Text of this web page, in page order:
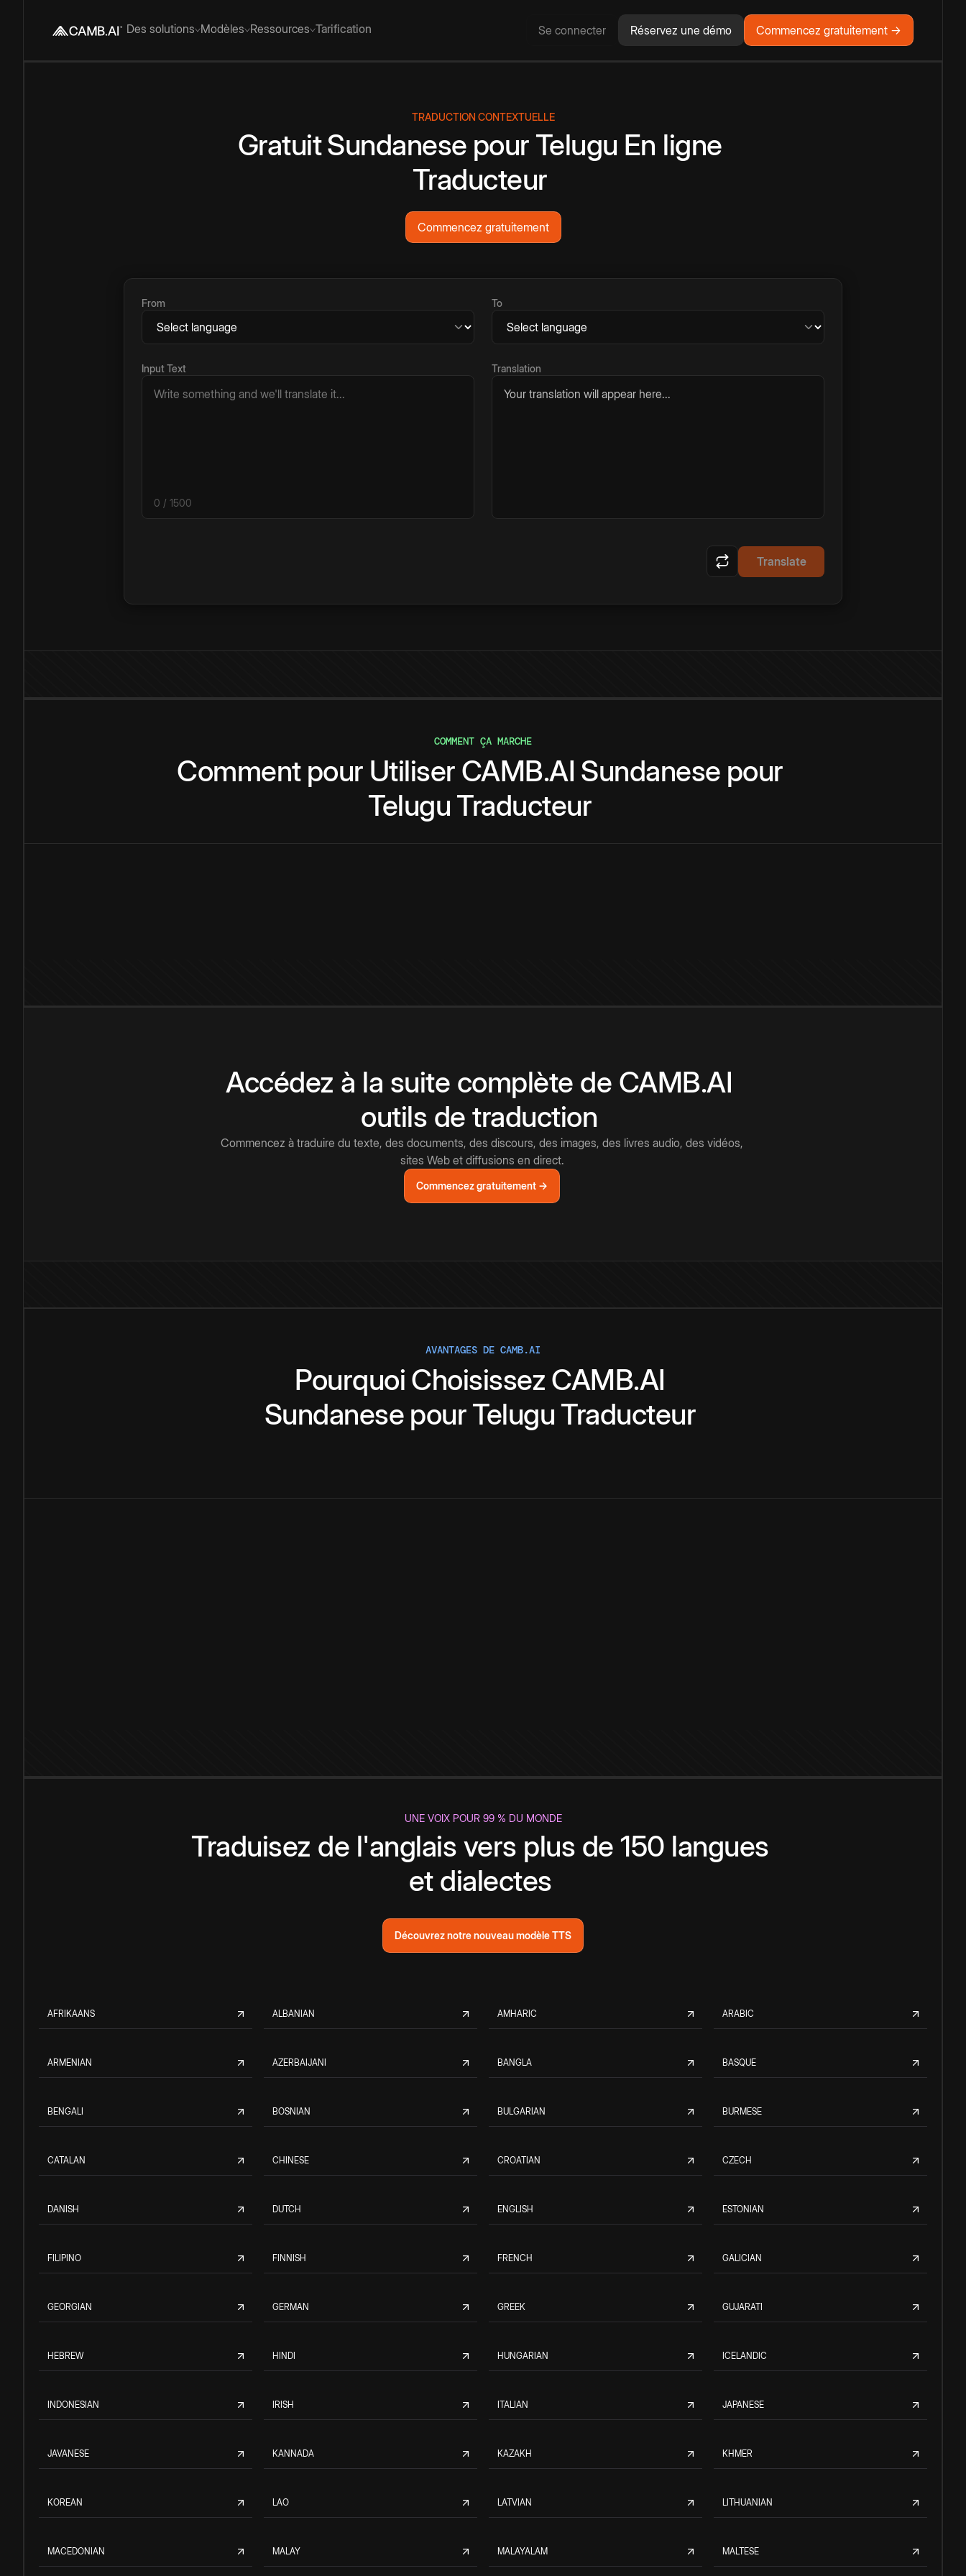
Des solutions Modèles Ressources Tarification Se connecter Réservez une démo Commencez gratuitement →
TRADUCTION CONTEXTUELLE
GratuitSundanese pour Telugu En ligne
Traducteur
Commencez gratuitement
From To
Input Text
0 / 1500
Translation
Your translation will appear here...
Translate
COMMENT ÇA MARCHE
Comment pour Utiliser CAMB.AI Sundanese pour
Telugu Traducteur
Accédez à la suite complète de CAMB.AI
outils de traduction
Commencez à traduire du texte, des documents, des discours, des images, des livres audio, des vidéos,
sites Web et diffusions en direct.
Commencez gratuitement →
AVANTAGES DE CAMB.AI
Pourquoi Choisissez CAMB.AI
Sundanese pourTelugu Traducteur
UNE VOIX POUR 99 % DU MONDE
Traduisez de l'anglais vers plus de 150 langues
et dialectes
Découvrez notre nouveau modèle TTS
AFRIKAANS ALBANIAN AMHARIC ARABIC
ARMENIAN AZERBAIJANI BANGLA BASQUE
BENGALI BOSNIAN BULGARIAN BURMESE
CATALAN CHINESE CROATIAN CZECH
DANISH DUTCH ENGLISH ESTONIAN
FILIPINO FINNISH FRENCH GALICIAN
GEORGIAN GERMAN GREEK GUJARATI
HEBREW HINDI HUNGARIAN ICELANDIC
INDONESIAN IRISH ITALIAN JAPANESE
JAVANESE KANNADA KAZAKH KHMER
KOREAN LAO LATVIAN LITHUANIAN
MACEDONIAN MALAY MALAYALAM MALTESE